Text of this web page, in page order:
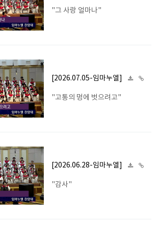
"그 사랑 얼마나"
[2026.07.05-임마누엘]
"고통의 멍에 벗으려고"
[2026.06.28-임마누엘]
"감사"